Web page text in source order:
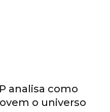
analisa como
o universo